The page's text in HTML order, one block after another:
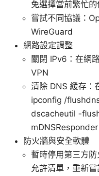
免選擇當前繁忙
嘗試不同協議：
WireGuard
網路設定調整
關閉 IPv6：在網
VPN
清除 DNS 緩存：
ipconfig /
dscacheutil -
mDNSResponder
防火牆與安全軟體
暫時停用第三方
允許清單，重新